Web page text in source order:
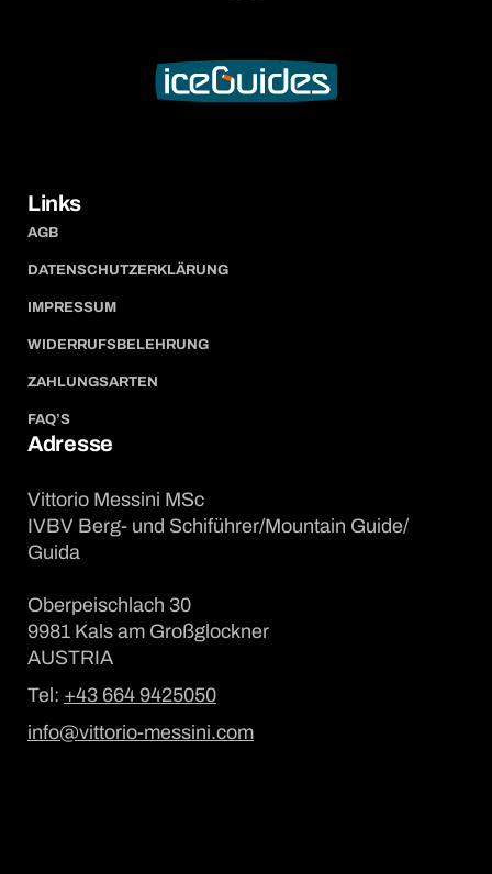
Links
AGB
DATENSCHUTZERKLÄRUNG
IMPRESSUM
WIDERRUFSBELEHRUNG
ZAHLUNGSARTEN
FAQ’S
Adresse
Vittorio Messini MSc
IVBV Berg- und Schiführer/Mountain Guide/
Guida
Oberpeischlach 30
9981 Kals am Großglockner
AUSTRIA
Tel: +43 664 9425050
info@vittorio-messini.com